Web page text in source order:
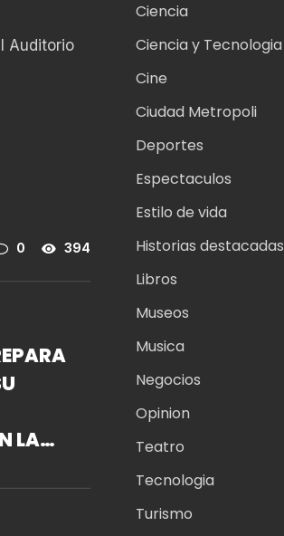
Auditorio
0 394
LA
Ciencia
Ciencia y Tecnologia
Cine
Ciudad Metropoli
Deportes
Espectaculos
Estilo de vida
Historias destacadas
Libros
Museos
Musica
Negocios
Opinion
Teatro
Tecnologia
Turismo